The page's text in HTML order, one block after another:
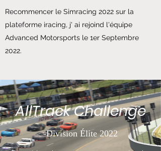
Recommencer le Simracing 2022 sur la
plateforme iracing, j' ai rejoind l'équipe
Advanced Motorsports le 1er Septembre
2022.
AllTrack Challenge
-Division Élite 2022